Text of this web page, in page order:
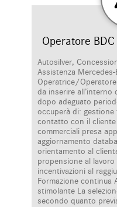
Operatore
Autosilver,
Assistenza
Operatrice/
da inserire
dopo adeguato
occuperà di:
contatto con il
commerciali presa
aggiornamento
orientamento al
propensione al
incentivazioni al
Formazione continua
stimolante La
secondo quanto